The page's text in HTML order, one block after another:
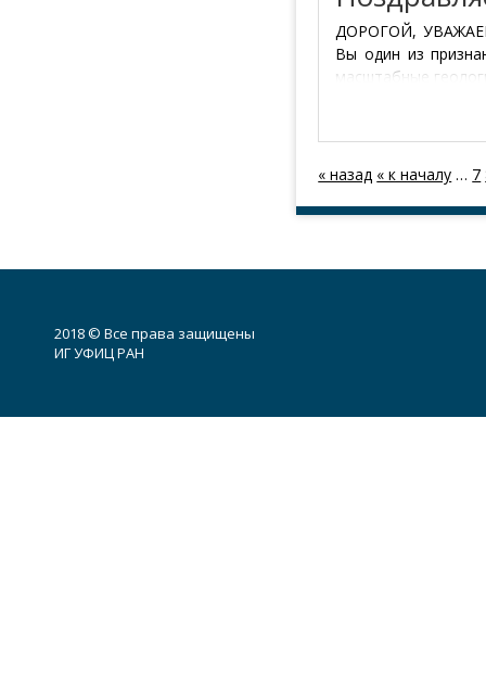
ДОРОГОЙ,
Вы один из
масштабные
« назад « к началу … 7
2018 © Все права защищены
ИГ УФИЦ РАН